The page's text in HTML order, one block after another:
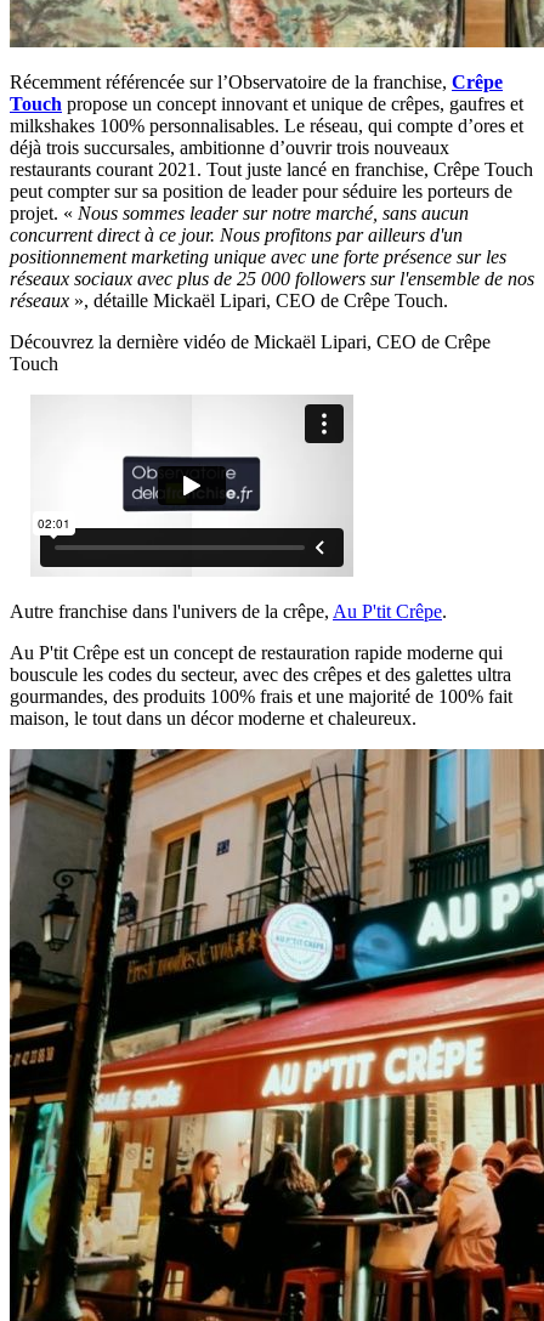
Récemment référencée sur l’Observatoire de la franchise, Crêpe
Touch propose un concept innovant et unique de crêpes, gaufres et
milkshakes 100% personnalisables. Le réseau, qui compte d’ores et
déjà trois succursales, ambitionne d’ouvrir trois nouveaux
restaurants courant 2021. Tout juste lancé en franchise, Crêpe Touch
peut compter sur sa position de leader pour séduire les porteurs de
projet. « Nous sommes leader sur notre marché, sans aucun
concurrent direct à ce jour. Nous profitons par ailleurs d'un
positionnement marketing unique avec une forte présence sur les
réseaux sociaux avec plus de 25 000 followers sur l'ensemble de nos
réseaux », détaille Mickaël Lipari, CEO de Crêpe Touch.
Découvrez la dernière vidéo de Mickaël Lipari, CEO de Crêpe
Touch
Autre franchise dans l'univers de la crêpe, Au P'tit Crêpe.
Au P'tit Crêpe est un concept de restauration rapide moderne qui
bouscule les codes du secteur, avec des crêpes et des galettes ultra
gourmandes, des produits 100% frais et une majorité de 100% fait
maison, le tout dans un décor moderne et chaleureux.